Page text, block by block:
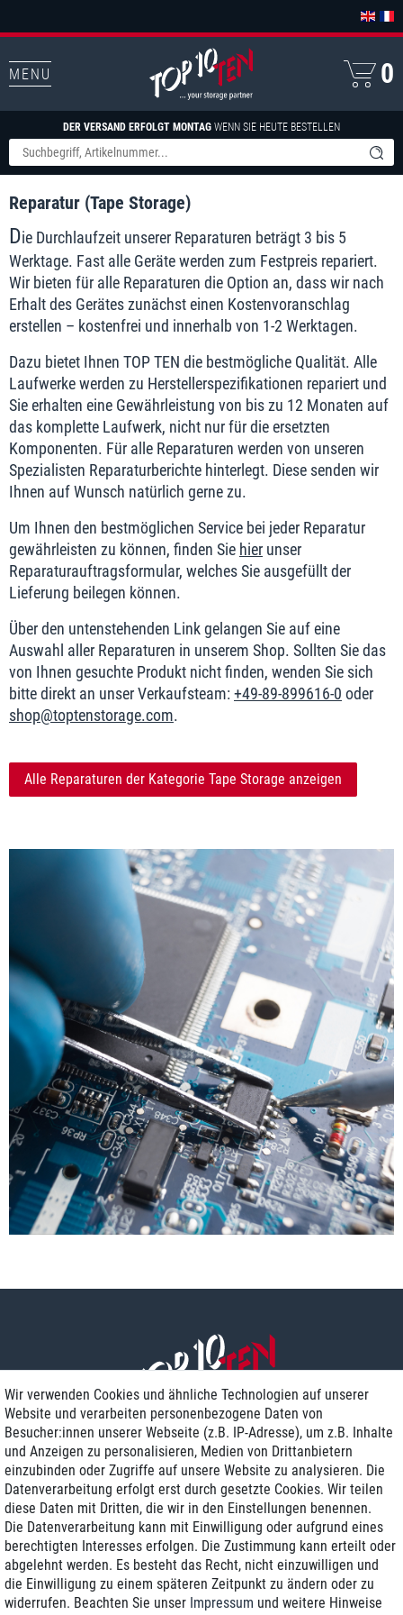
MENU
DER VERSAND ERFOLGT MONTAG WENN SIE HEUTE BESTELLEN
0
Reparatur (Tape Storage)
Die Durchlaufzeit unserer Reparaturen beträgt 3 bis 5
Werktage. Fast alle Geräte werden zum Festpreis repariert.
Wir bieten für alle Reparaturen die Option an, dass wir nach
Erhalt des Gerätes zunächst einen Kostenvoranschlag
erstellen – kostenfrei und innerhalb von 1-2 Werktagen.
Dazu bietet Ihnen TOP TEN die bestmögliche Qualität. Alle
Laufwerke werden zu Herstellerspezifikationen repariert und
Sie erhalten eine Gewährleistung von bis zu 12 Monaten auf
das komplette Laufwerk, nicht nur für die ersetzten
Komponenten. Für alle Reparaturen werden von unseren
Spezialisten Reparaturberichte hinterlegt. Diese senden wir
Ihnen auf Wunsch natürlich gerne zu.
Um Ihnen den bestmöglichen Service bei jeder Reparatur
gewährleisten zu können, finden Sie hier unser
Reparaturauftragsformular, welches Sie ausgefüllt der
Lieferung beilegen können.
Über den untenstehenden Link gelangen Sie auf eine
Auswahl aller Reparaturen in unserem Shop. Sollten Sie das
von Ihnen gesuchte Produkt nicht finden, wenden Sie sich
bitte direkt an unser Verkaufsteam: +49-89-899616-0 oder
shop@toptenstorage.com.
Alle Reparaturen der Kategorie Tape Storage anzeigen
Zustellung am nächsten Werktag
Günstiger Versand
Generalüberholt mit Garantie
Wir verwenden Cookies und ähnliche Technologien auf unserer
Website und verarbeiten personenbezogene Daten von
Besucher:innen unserer Webseite (z.B. IP-Adresse), um z.B. Inhalte
und Anzeigen zu personalisieren, Medien von Drittanbietern
einzubinden oder Zugriffe auf unsere Website zu analysieren. Die
Datenverarbeitung erfolgt erst durch gesetzte Cookies. Wir teilen
diese Daten mit Dritten, die wir in den Einstellungen benennen.
Die Datenverarbeitung kann mit Einwilligung oder aufgrund eines
berechtigten Interesses erfolgen. Die Zustimmung kann erteilt oder
abgelehnt werden. Es besteht das Recht, nicht einzuwilligen und
die Einwilligung zu einem späteren Zeitpunkt zu ändern oder zu
widerrufen. Beachten Sie unser Impressum und weitere Hinweise